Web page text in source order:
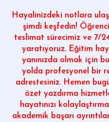
Hayalinizdeki notlara
şimdi keşfedin! Öğrenci
teslimat sürecimiz ve 7/
yaratıyoruz. Eğitim
yanınızda olmak için
yolda profesyonel bir
adrestesiniz. Hemen
özet yazdırma
hayatınızı
akademik başarı